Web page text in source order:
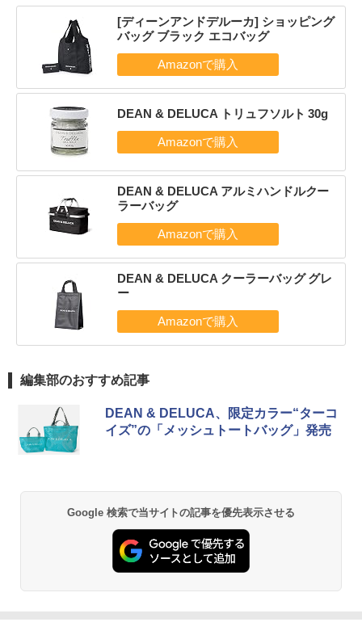
[ディーンアンドデルーカ] ショッピング
バッグ ブラック エコバッグ
DEAN & DELUCA トリュフソルト 30g
DEAN & DELUCA アルミハンドルクー
ラーバッグ
DEAN & DELUCA クーラーバッグ グレ
ー
編集部のおすすめ記事
DEAN & DELUCA、限定カラー“ターコ
イズ”の「メッシュトートバッグ」発売
Google 検索で当サイトの記事を優先表示させる